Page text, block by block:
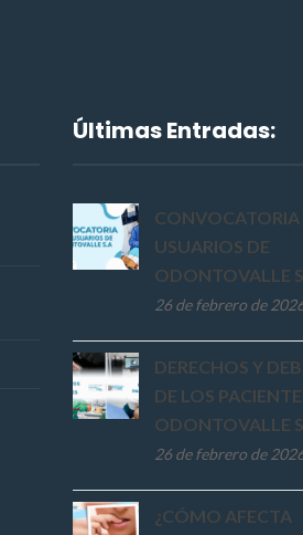
Últimas Entradas:
CONVOCATORIA
USUARIOS DE
ODONTOVALLE
26 de febrero de
DERECHOS Y
DE LOS
ODONTOVALLE
26 de febrero de
¿CÓMO AFECTA